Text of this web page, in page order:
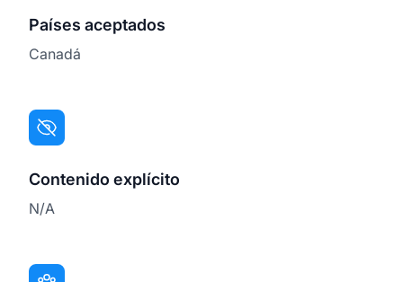
Países aceptados
Canadá
Contenido explícito
N/A